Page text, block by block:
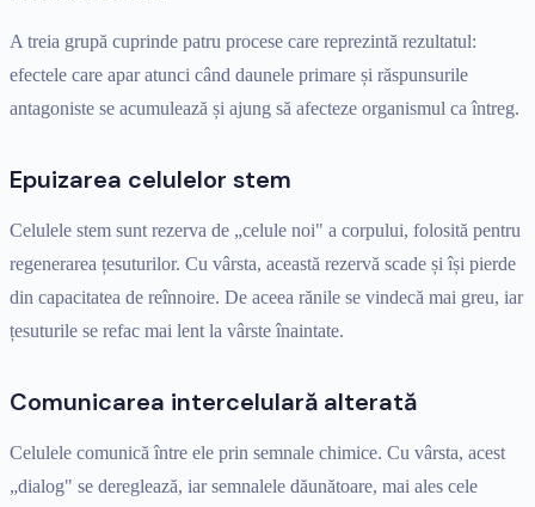
A treia grupă cuprinde patru procese care reprezintă rezultatul:
efectele care apar atunci când daunele primare și răspunsurile
antagoniste se acumulează și ajung să afecteze organismul ca întreg.
Epuizarea celulelor stem
Celulele stem sunt rezerva de „celule noi" a corpului, folosită pentru
regenerarea țesuturilor. Cu vârsta, această rezervă scade și își pierde
din capacitatea de reînnoire. De aceea rănile se vindecă mai greu, iar
țesuturile se refac mai lent la vârste înaintate.
Comunicarea intercelulară alterată
Celulele comunică între ele prin semnale chimice. Cu vârsta, acest
„dialog" se dereglează, iar semnalele dăunătoare, mai ales cele